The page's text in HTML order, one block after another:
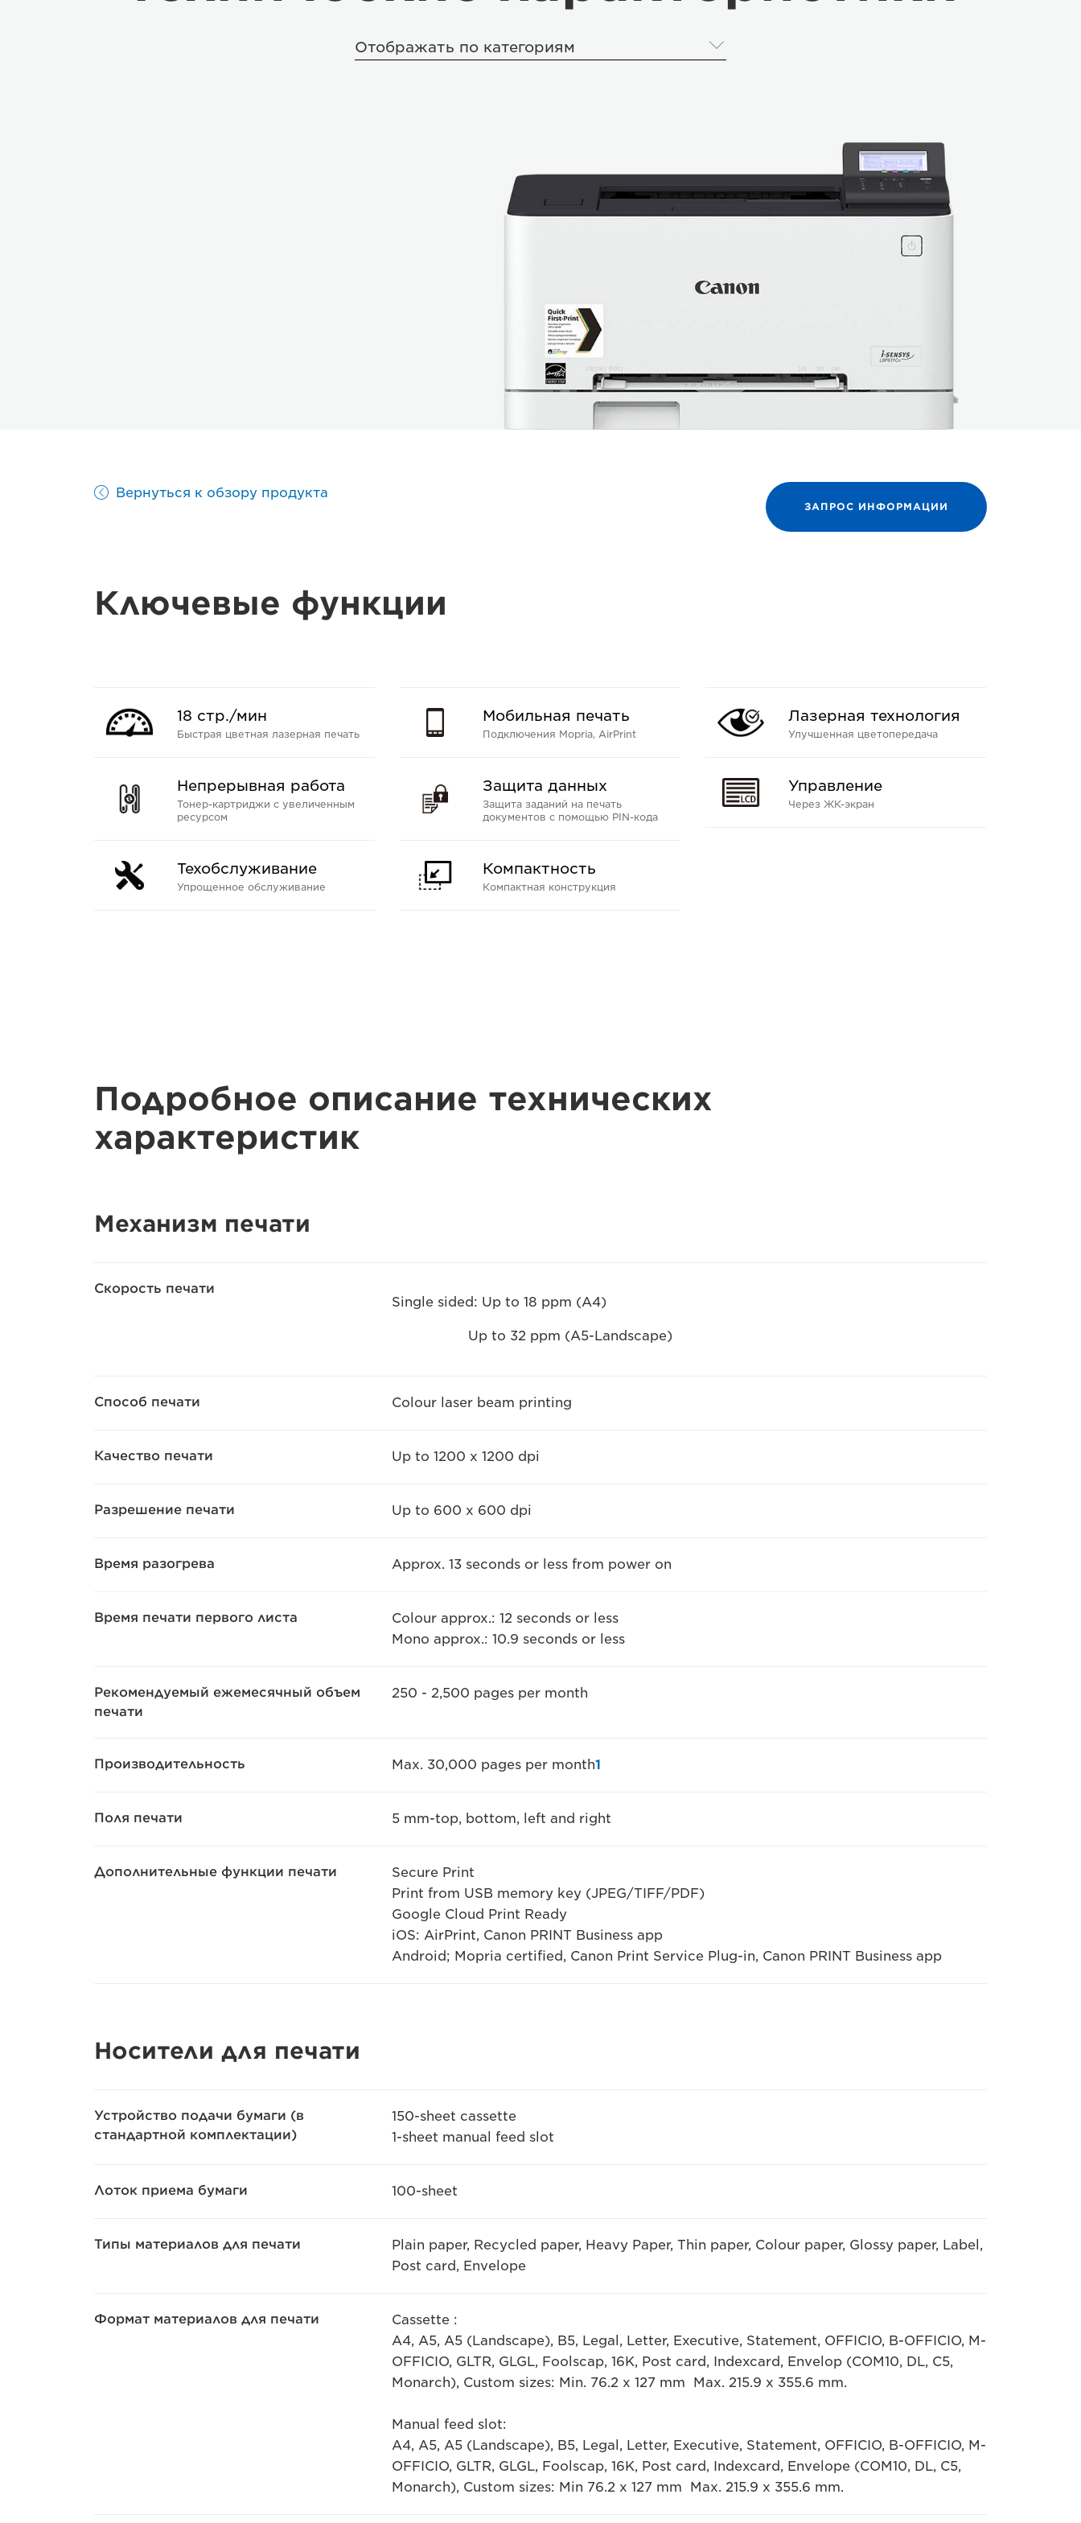
Отображать по категориям
Вернуться к обзору продукта
ЗАПРОС ИНФОРМАЦИИ
Ключевые функции
18 стр./мин
Быстрая цветная лазерная печать
Мобильная печать
Подключения Mopria, AirPrint
Лазерная технология
Улучшенная цветопередача
Непрерывная работа
Тонер-картриджи с увеличенным
ресурсом
Защита данных
Защита заданий на печать
документов с помощью PIN-кода
Управление
Через ЖК-экран
Техобслуживание
Упрощенное обслуживание
Компактность
Компактная конструкция
Подробное описание технических
характеристик
Механизм печати
Скорость печати
Single sided: Up to 18 ppm (A4)
Up to 32 ppm (A5-Landscape)
Способ печати Colour laser beam printing
Качество печати Up to 1200 x 1200 dpi
Разрешение печати Up to 600 x 600 dpi
Время разогрева Approx. 13 seconds or less from power on
Время печати первого листа
Colour approx.: 12 seconds or less
Mono approx.: 10.9 seconds or less
Рекомендуемый ежемесячный объем
печати
250 - 2,500 pages per month
Производительность Max. 30,000 pages per month1
Поля печати 5 mm-top, bottom, left and right
Дополнительные функции печати
Secure Print
Print from USB memory key (JPEG/TIFF/PDF)
Google Cloud Print Ready
iOS: AirPrint, Canon PRINT Business app
Android; Mopria certified, Canon Print Service Plug-in, Canon PRINT Business app
Носители для печати
Устройство подачи бумаги (в
стандартной комплектации)
150-sheet cassette
1-sheet manual feed slot
Лоток приема бумаги 100-sheet
Типы материалов для печати
Plain paper, Recycled paper, Heavy Paper, Thin paper, Colour paper, Glossy paper, Label,
Post card, Envelope
Формат материалов для печати
Cassette :
A4, A5, A5 (Landscape), B5, Legal, Letter, Executive, Statement, OFFICIO, B-OFFICIO, M-
OFFICIO, GLTR, GLGL, Foolscap, 16K, Post card, Indexcard, Envelop (COM10, DL, C5,
Monarch), Custom sizes: Min. 76.2 x 127 mm Max. 215.9 x 355.6 mm.
Manual feed slot:
A4, A5, A5 (Landscape), B5, Legal, Letter, Executive, Statement, OFFICIO, B-OFFICIO, M-
OFFICIO, GLTR, GLGL, Foolscap, 16K, Post card, Indexcard, Envelope (COM10, DL, C5,
Monarch), Custom sizes: Min 76.2 x 127 mm Max. 215.9 x 355.6 mm.